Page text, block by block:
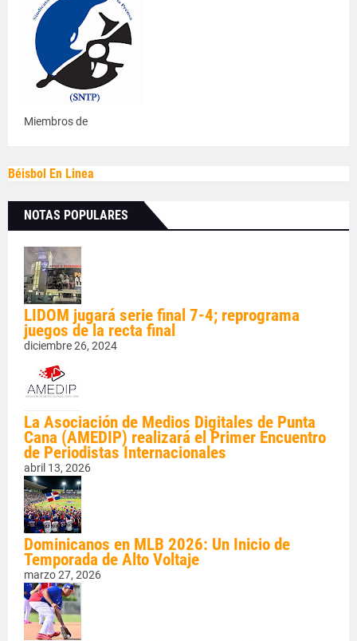
Miembros de
Béisbol En Linea
NOTAS POPULARES
LIDOM jugará serie final 7-4; reprograma
juegos de la recta final
diciembre 26, 2024
La Asociación de Medios Digitales de Punta
Cana (AMEDIP) realizará el Primer Encuentro
de Periodistas Internacionales
abril 13, 2026
Dominicanos en MLB 2026: Un Inicio de
Temporada de Alto Voltaje
marzo 27, 2026